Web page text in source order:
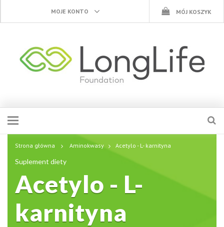
MOJE KONTO MÓJ KOSZYK
Strona główna Aminokwasy Acetylo - L- karnityna
Suplement diety
Acetylo - L-
karnityna